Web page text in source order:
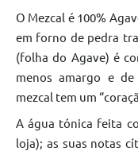
O Mezcal é 100%
em forno de pedra
(folha do Agave) é
menos amargo e
mezcal tem um
A água tónica feita
loja); as suas notas